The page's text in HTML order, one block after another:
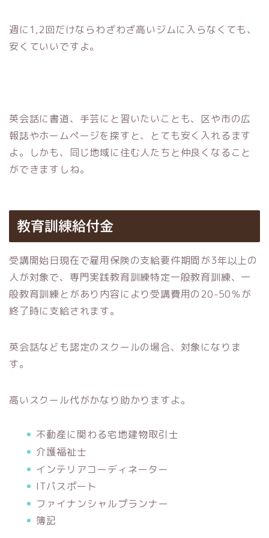
週に1,2回だけならわざわざ高いジムに入らなくても、
安くていいですよ。
英会話に書道、手芸にと習いたいことも、区や市の広
報誌やホームページを探すと、とても安く入れるます
よ。しかも、同じ地域に住む人たちと仲良くなること
ができますしね。
教育訓練給付金
受講開始日現在で雇用保険の支給要件期間が3年以上の
人が対象で、専門実践教育訓練特定一般教育訓練、一
般教育訓練とがあり内容により受講費用の20-50％が
終了時に支給されます。
英会話なども認定のスクールの場合、対象になりま
す。
高いスクール代がかなり助かりますよ。
不動産に関わる宅地建物取引士
介護福祉士
インテリアコーディネーター
ITパスポート
ファイナンシャルプランナー
簿記